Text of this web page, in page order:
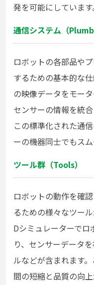
発を可能にしています
通信システム（
ロボットの各部品や
するための基本的な
の映像データをモー
センサーの情報を統
この標準化された通
ーの機器同士でもス
ツール群（Tools）
ロボットの動作を確
るための様々なツー
Dシミュレーターで
り、センサーデータ
ルなどが含まれます
間の短縮と品質の向上